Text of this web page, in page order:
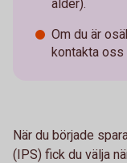
ålder).
Om du är
kontakta oss
När du började
(IPS) fick du välja